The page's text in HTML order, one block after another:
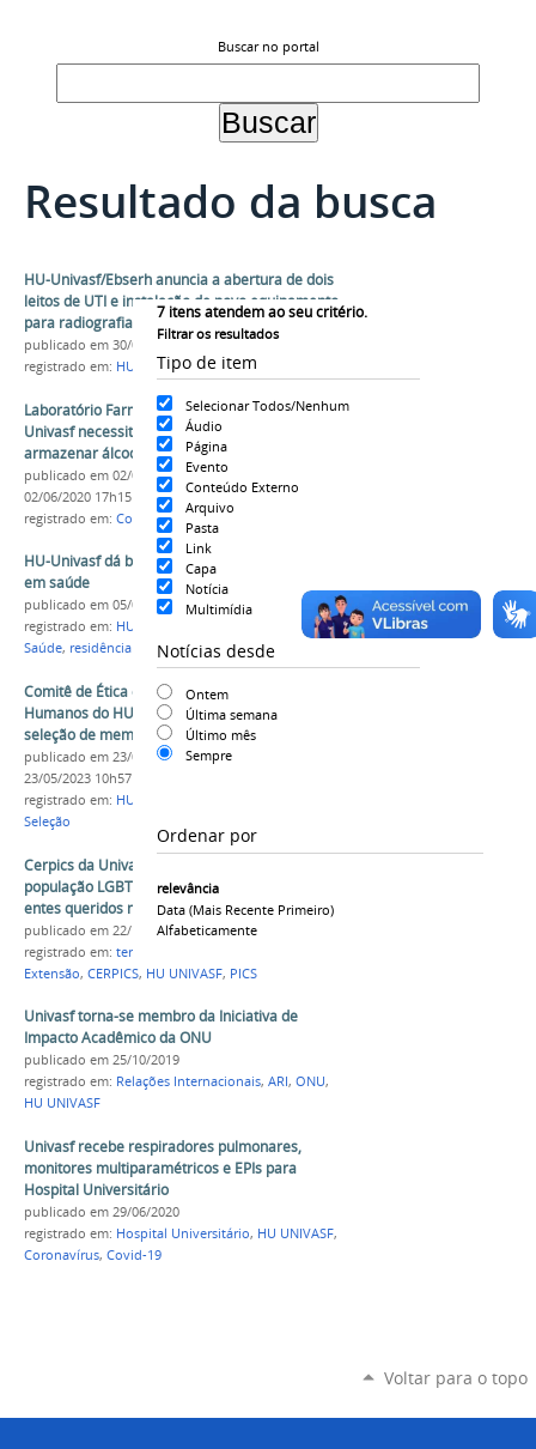
Buscar no portal
Resultado da busca
7 itens atendem ao seu critério.
Filtrar os resultados
Tipo de item
Selecionar Todos/Nenhum
Áudio
Página
Evento
Conteúdo Externo
Arquivo
Pasta
Link
Capa
Notícia
Multimídia
Notícias desde
Ontem
Última semana
Último mês
Sempre
Ordenar por
relevância
Data (mais Recente Primeiro)
Alfabeticamente
HU-Univasf/Ebserh anuncia a abertura de dois
leitos de UTI e instalação de novo equipamento
para radiografias
publicado em 30/07/2024
registrado em: HU UNIVASF ,HU ,Ebserh
Laboratório Farmacotécnico Hospitalar da
Univasf necessita de recipientes para
armazenar álcool 70%
publicado em 02/06/2020 —última modificação
02/06/2020 17h15
registrado em: Covid-19, Coronavírus
HU-Univasf dá boas-vindas a novos residentes
em saúde
publicado em 05/03/2024
registrado em: HU UNIVASF Residência Médica ,
Saúde, residência multiprofissional
Comitê de Ética em Pesquisa com Seres
Humanos do HU-Univasf divulga edital para
seleção de membros permanentes
publicado em 23/05/2023 —última modificação
23/05/2023 10h57
registrado em: HU UNIVASF
Seleção
Cerpics da Univasf oferece apoio psicológico à
população LGBTQI+ e a pessoas que perderam
entes queridos na pandemia
publicado em 22/10/2020
registrado em: terapia
Extensão, CERPICS, HU UNIVASF, PICS
Univasf torna-se membro da Iniciativa de
Impacto Acadêmico da ONU
publicado em 25/10/2019
registrado em: Relações Internacionais, ARI, ONU,
HU UNIVASF
Univasf recebe respiradores pulmonares,
monitores multiparamétricos e EPIs para
Hospital Universitário
publicado em 29/06/2020
registrado em: Hospital Universitário, HU UNIVASF,
Coronavírus, Covid-19
Voltar para o topo